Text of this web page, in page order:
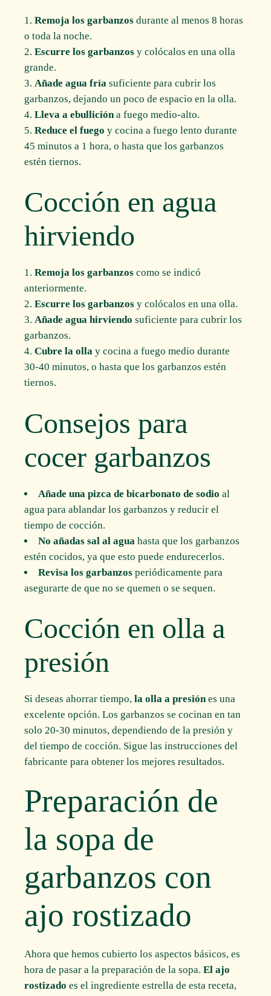
Remoja los garbanzos durante al menos 8 horas
o toda la noche.
Escurre los garbanzos y colócalos en una olla
grande.
Añade agua fría suficiente para cubrir los
garbanzos, dejando un poco de espacio en la olla.
Lleva a ebullición a fuego medio-alto.
Reduce el fuego y cocina a fuego lento durante
45 minutos a 1 hora, o hasta que los garbanzos
estén tiernos.
Cocción en agua
hirviendo
Remoja los garbanzos como se indicó
anteriormente.
Escurre los garbanzos y colócalos en una olla.
Añade agua hirviendo suficiente para cubrir los
garbanzos.
Cubre la olla y cocina a fuego medio durante
30-40 minutos, o hasta que los garbanzos estén
tiernos.
Consejos para
cocer garbanzos
Añade una pizca de bicarbonato de sodio al
agua para ablandar los garbanzos y reducir el
tiempo de cocción.
No añadas sal al agua hasta que los garbanzos
estén cocidos, ya que esto puede endurecerlos.
Revisa los garbanzos periódicamente para
asegurarte de que no se quemen o se sequen.
Cocción en olla a
presión
Si deseas ahorrar tiempo,la olla a presiónes una
excelente opción. Los garbanzos se cocinan en tan
solo 20-30 minutos, dependiendo de la presión y
del tiempo de cocción. Sigue las instrucciones del
fabricante para obtener los mejores resultados.
Preparación de
la sopa de
garbanzos con
ajo rostizado
Ahora que hemos cubierto los aspectos básicos, es
hora de pasar a la preparación de la sopa.El ajo
rostizado es el ingrediente estrella de esta receta,